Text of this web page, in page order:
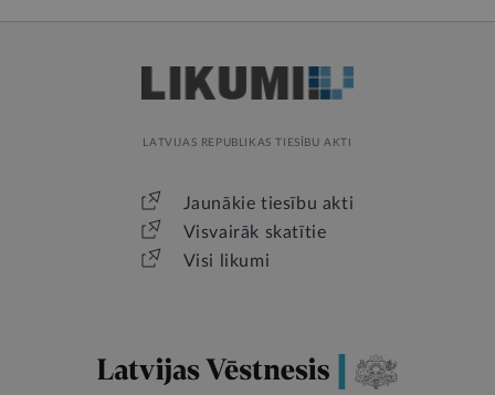
LATVIJAS REPUBLIKAS TIESĪBU AKTI
Jaunākie tiesību akti
Visvairāk skatītie
Visi likumi